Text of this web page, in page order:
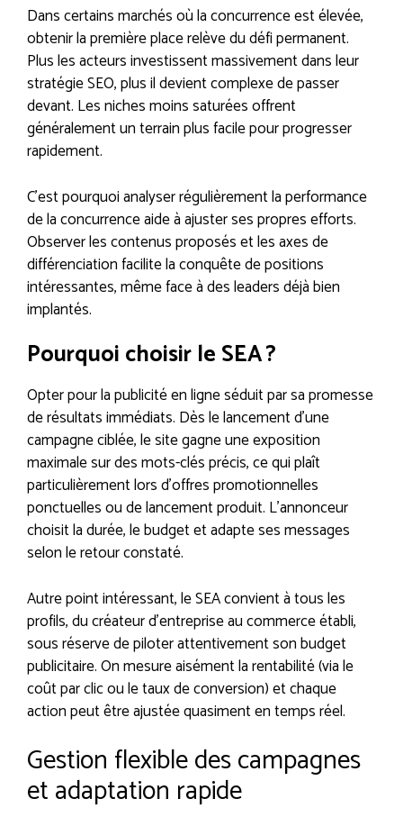
Dans certains marchés où la concurrence est élevée,
obtenir la première place relève du défi permanent.
Plus les acteurs investissent massivement dans leur
stratégie SEO, plus il devient complexe de passer
devant. Les niches moins saturées offrent
généralement un terrain plus facile pour progresser
rapidement.
C’est pourquoi analyser régulièrement la performance
de la concurrence aide à ajuster ses propres efforts.
Observer les contenus proposés et les axes de
différenciation facilite la conquête de positions
intéressantes, même face à des leaders déjà bien
implantés.
Pourquoi choisir le SEA ?
Opter pour la publicité en ligne séduit par sa promesse
de résultats immédiats. Dès le lancement d’une
campagne ciblée, le site gagne une exposition
maximale sur des mots-clés précis, ce qui plaît
particulièrement lors d’offres promotionnelles
ponctuelles ou de lancement produit. L’annonceur
choisit la durée, le budget et adapte ses messages
selon le retour constaté.
Autre point intéressant, le SEA convient à tous les
profils, du créateur d’entreprise au commerce établi,
sous réserve de piloter attentivement son budget
publicitaire. On mesure aisément la rentabilité (via le
coût par clic ou le taux de conversion) et chaque
action peut être ajustée quasiment en temps réel.
Gestion flexible des campagnes
et adaptation rapide